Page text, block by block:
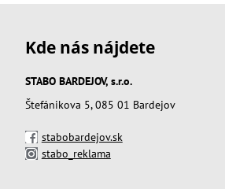
Kde nás nájdete
STABO BARDEJOV, s.r.o.
Štefánikova 5, 085 01 Bardejov
stabobardejov.sk
stabo_reklama